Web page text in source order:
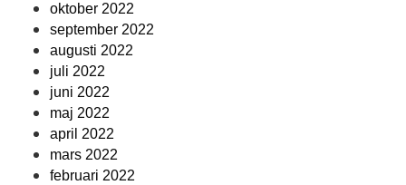
oktober 2022
september 2022
augusti 2022
juli 2022
juni 2022
maj 2022
april 2022
mars 2022
februari 2022